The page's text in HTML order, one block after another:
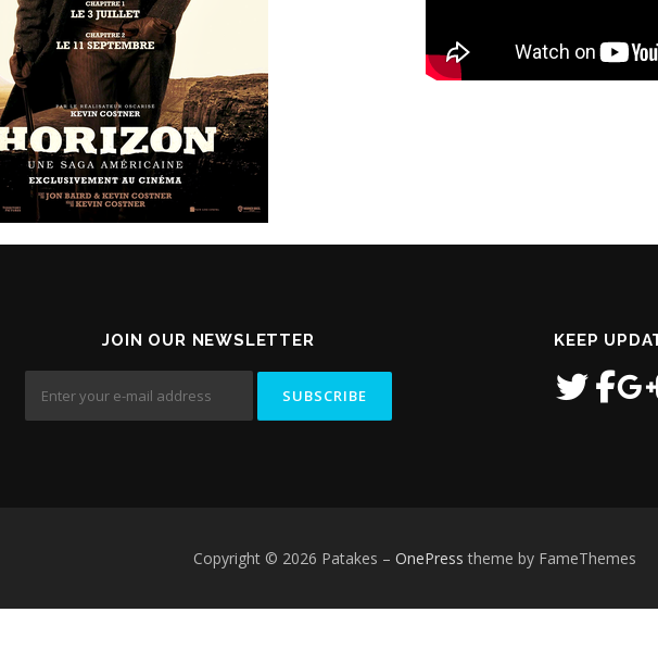
JOIN OUR NEWSLETTER KEEP
Copyright © 2026 Patakes – OnePress theme by FameThemes